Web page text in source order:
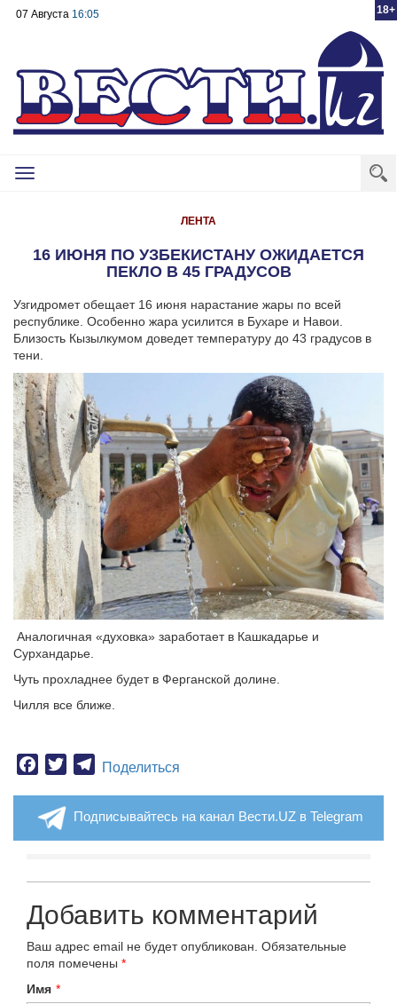
18+
07 Августа 16:05
Toggle
ЛЕНТА
16 ИЮНЯ ПО УЗБЕКИСТАНУ ОЖИДАЕТСЯ
ПЕКЛО В 45 ГРАДУСОВ
Узгидромет обещает 16 июня нарастание жары по всей
республике. Особенно жара усилится в Бухаре и Навои.
Близость Кызылкумом доведет температуру до 43 градусов в
тени.
Аналогичная «духовка» заработает в Кашкадарье и
Сурхандарье.
Чуть прохладнее будет в Ферганской долине.
Чилля все ближе.
Facebook
TwitterTelegram
Поделиться
Подписывайтесь на канал Вести.UZ в Telegram
Добавить комментарий
Ваш адрес email не будет опубликован. Обязательные
поля помечены *
Имя *